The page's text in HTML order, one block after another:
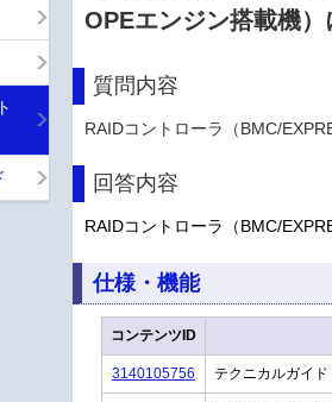
OPEエンジン搭載機
質問内容
RAIDコントローラ（BMC/
回答内容
RAIDコントローラ（BMC/
仕様・機能
コンテンツID
3140105756 テクニカルガイ